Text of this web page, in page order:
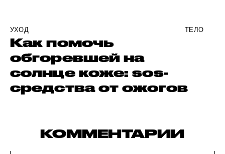
УХОД ТЕЛО
Как помочь
обгоревшей на
солнце коже: sos-
средства от ожогов
КОММЕНТАРИИ